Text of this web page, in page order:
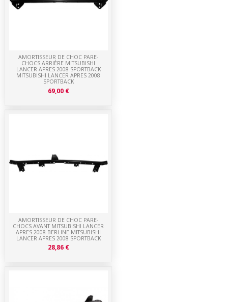
AMORTISSEUR DE CHOC PARE-
CHOCS AVANT MITSUBISHI LANCER
APRES 2008 BERLINE MITSUBISHI
LANCER APRES 2008 SPORTBACK
28,86 €
AMORTISSEUR DE CHOC PARE-
CHOCS ARRIÈRE MITSUBISHI
LANCER APRES 2008 SPORTBACK
MITSUBISHI LANCER APRES 2008
SPORTBACK
69,00 €